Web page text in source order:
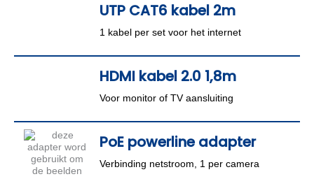
UTP CAT6 kabel 2m
1 kabel per set voor het internet
HDMI kabel 2.0 1,8m
Voor monitor of TV aansluiting
PoE powerline adapter
Verbinding netstroom, 1 per camera